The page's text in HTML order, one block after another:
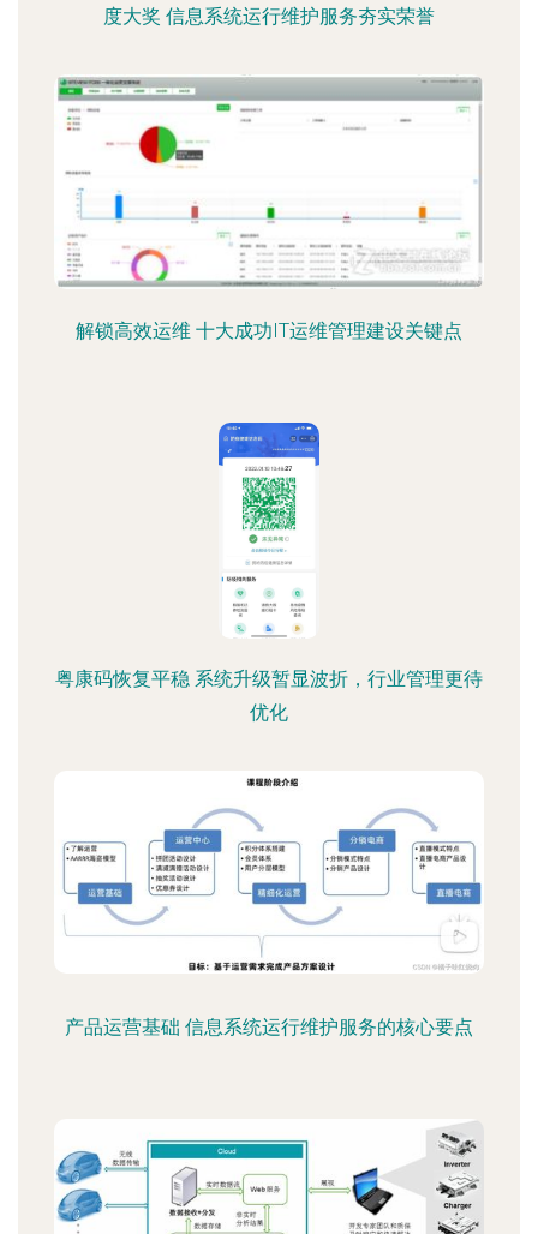
度大奖 信息系统运行维护服务夯实荣誉
解锁高效运维 十大成功IT运维管理建设关键点
粤康码恢复平稳 系统升级暂显波折，行业管理更待
优化
产品运营基础 信息系统运行维护服务的核心要点